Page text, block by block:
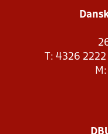
T: 4326
M: